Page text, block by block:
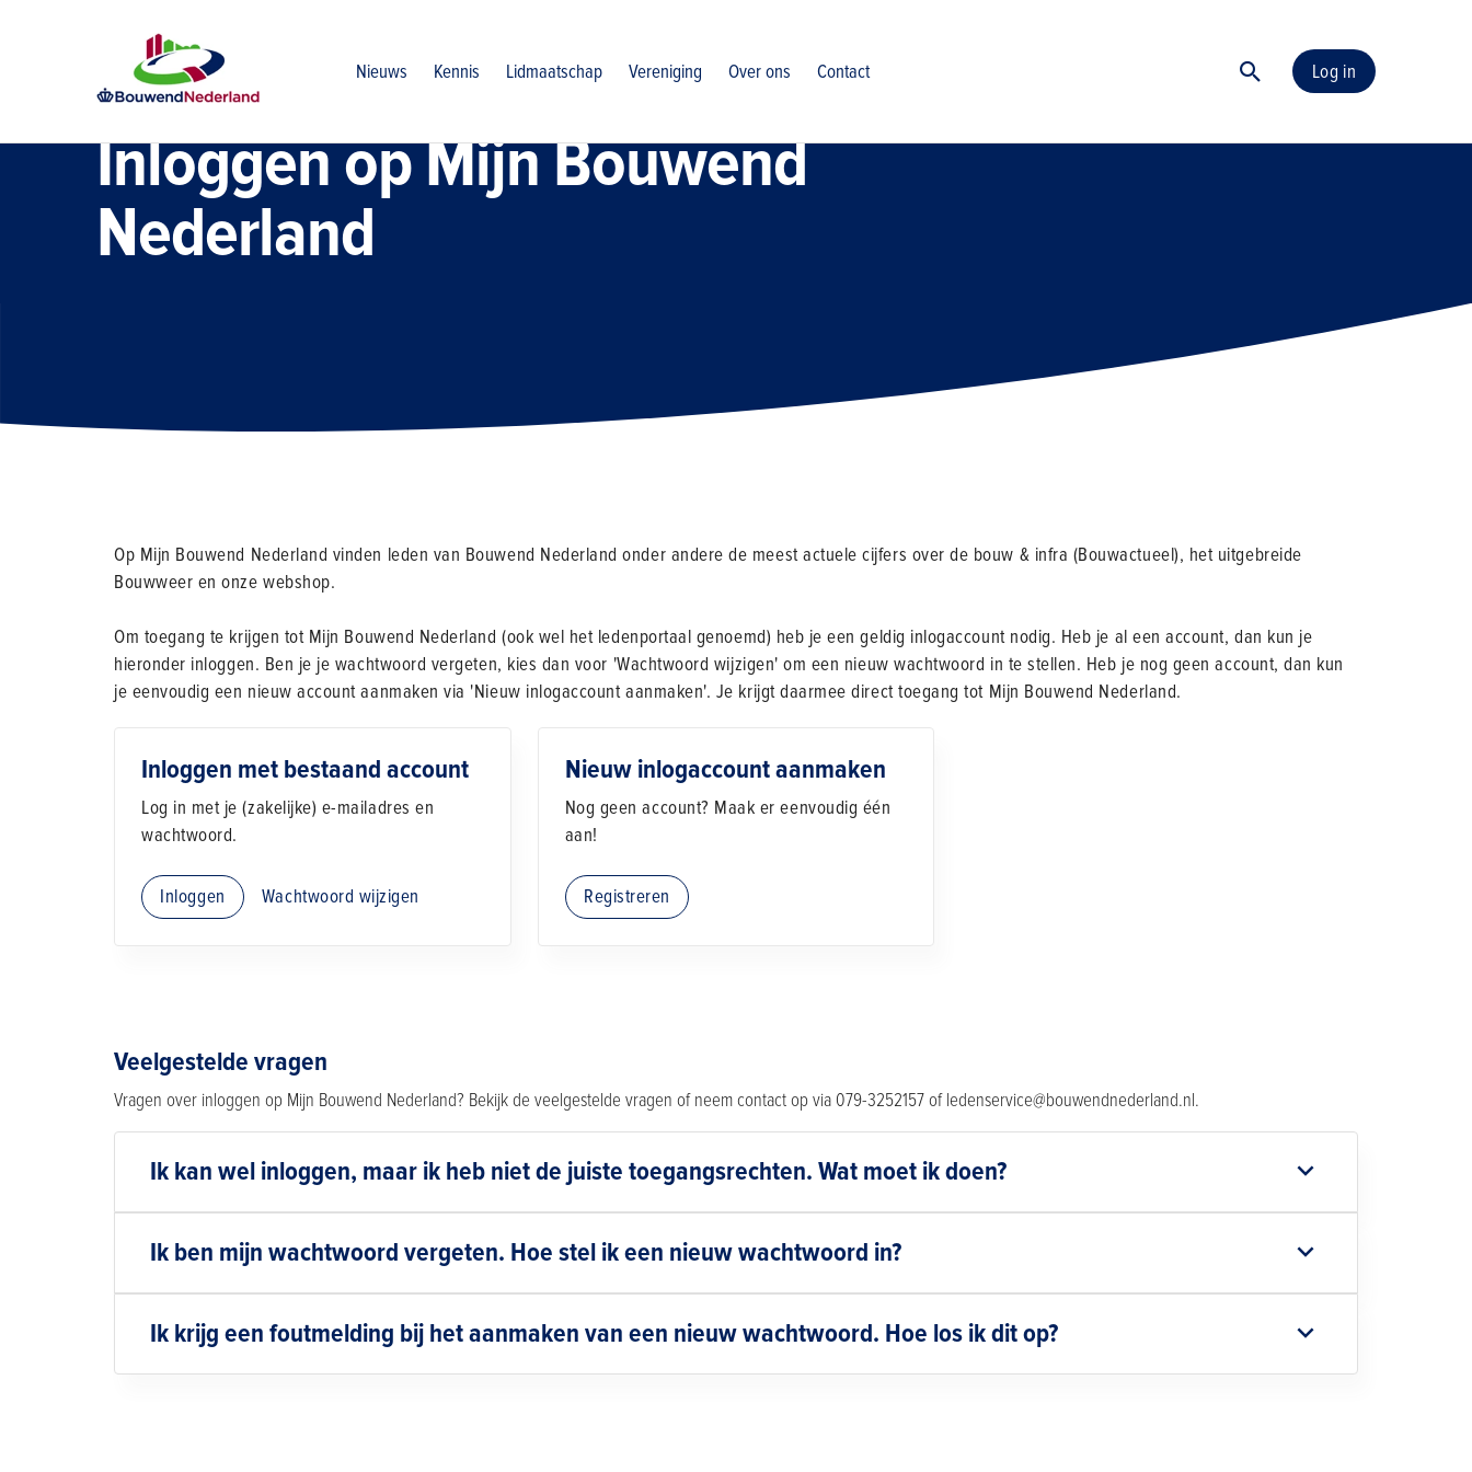
Nieuws Kennis Lidmaatschap Vereniging Over ons Contact Log in
Login
Inloggen op Mijn Bouwend
Nederland
Op Mijn Bouwend Nederland vinden leden van Bouwend Nederland onder andere de meest actuele cijfers over de bouw & infra (Bouwactueel), het uitgebreide
Bouwweer en onze webshop.
Om toegang te krijgen tot Mijn Bouwend Nederland (ook wel het ledenportaal genoemd) heb je een geldig inlogaccount nodig. Heb je al een account, dan kun je
hieronder inloggen. Ben je je wachtwoord vergeten, kies dan voor 'Wachtwoord wijzigen' om een nieuw wachtwoord in te stellen. Heb je nog geen account, dan kun
je eenvoudig een nieuw account aanmaken via 'Nieuw inlogaccount aanmaken'. Je krijgt daarmee direct toegang tot Mijn Bouwend Nederland.
Inloggen met bestaand account
Log in met je (zakelijke) e-mailadres en
wachtwoord.
Inloggen Wachtwoord wijzigen
Nieuw inlogaccount aanmaken
Nog geen account? Maak er eenvoudig één
aan!
Registreren
Veelgestelde vragen
Vragen over inloggen op Mijn Bouwend Nederland? Bekijk de veelgestelde vragen of neem contact op via 079-3252157 of ledenservice@bouwendnederland.nl.
Ik kan wel inloggen, maar ik heb niet de juiste toegangsrechten. Wat moet ik doen?
Ik ben mijn wachtwoord vergeten. Hoe stel ik een nieuw wachtwoord in?
Ik krijg een foutmelding bij het aanmaken van een nieuw wachtwoord. Hoe los ik dit op?